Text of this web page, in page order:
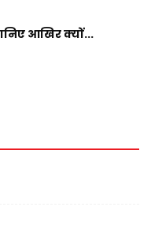
आखिर क्यों...